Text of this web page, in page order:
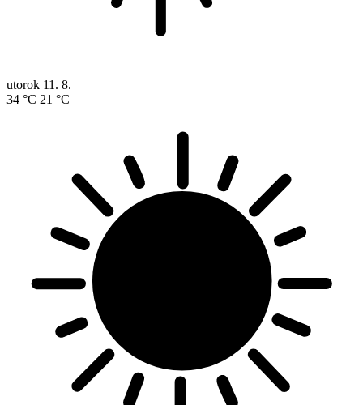
utorok 11. 8.
34 °C 21 °C